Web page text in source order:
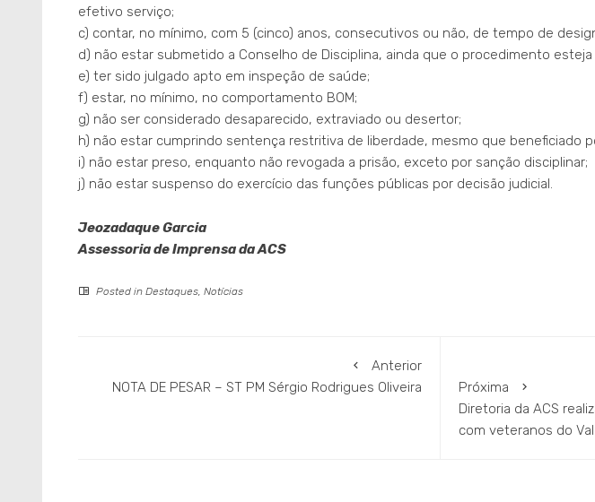
efetivo serviço;
c) contar, no mínimo, com 5 (cinco) anos, consecutivos ou não, de tempo de
d) não estar submetido a Conselho de Disciplina, ainda que o procedimento
e) ter sido julgado apto em inspeção de saúde;
f) estar, no mínimo, no comportamento BOM;
g) não ser considerado desaparecido, extraviado ou desertor;
h) não estar cumprindo sentença restritiva de liberdade, mesmo que beneficiado
i) não estar preso, enquanto não revogada a prisão, exceto por sanção disciplinar;
j) não estar suspenso do exercício das funções públicas por decisão judicial.
Jeozadaque Garcia
Assessoria de Imprensa da ACS
Posted in Destaques, Notícias
Anterior
NOTA DE PESAR – ST PM Sérgio Rodrigues Oliveira
Próxima
Diretoria da ACS
com veteranos do